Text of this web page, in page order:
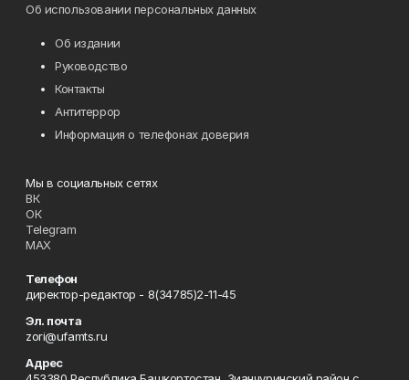
Об использовании персональных данных
Об издании
Руководство
Контакты
Антитеррор
Информация о телефонах доверия
Мы в социальных сетях
ВК
ОК
Telegram
MAX
Телефон
директор-редактор - 8(34785)2-11-45
Эл. почта
zori@ufamts.ru
Адрес